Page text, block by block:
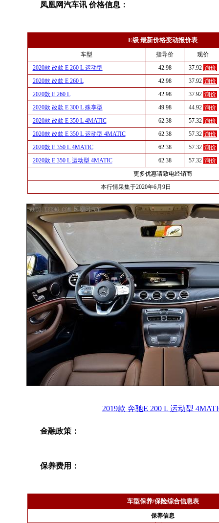
凤凰网汽车讯 价格信息：
E级 最新价格变动报价表
车型 指导价
现价
2020款 改款 E 260 L 运动型
42.98 37.92 询价
2020款 改款 E 260 L
42.98 37.92 询价
2020款 E 260 L
42.98 37.92 询价
2020款 改款 E 300 L 殊享型
49.98 44.92 询价
2020款 改款 E 350 L 4MATIC
62.38 57.32 询价
2020款 改款 E 350 L 运动型 4MATIC
62.38 57.32 询价
2020款 E 350 L 4MATIC
62.38 57.32 询价
2020款 E 350 L 运动型 4MATIC
62.38 57.32 询价
更多优惠请致电经销商
本行情采集于2020年6月9日
2019款 奔驰E 200 L 运动型
金融政策：
保养费用：
车型保养/保险综合信息表
保养信息